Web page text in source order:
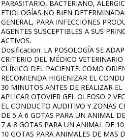
PARASITARIO, BACTERIANO,
ETIOLOGÍAS NO BIEN
GENERAL, PARA INFECCIONES
AGENTES SUSCEPTIBLES A SUS
ACTIVOS.
Dosificacion: LA POSOLOGÍA SE
CRITERIO DEL MÉDICO
CLÍNICO DEL PACIENTE. COMO
RECOMIENDA HIGIENIZAR EL
30 MINUTOS ANTES DE REALIZAR
APLICAR OTOVIER GEL OLEOSO 2
EL CONDUCTO AUDITIVO Y ZONAS
DE 5 A 6 GOTAS PARA UN ANIMAL
7 A 8 GOTAS PARA UN ANIMAL DE
10 GOTAS PARA ANIMALES DE MAS